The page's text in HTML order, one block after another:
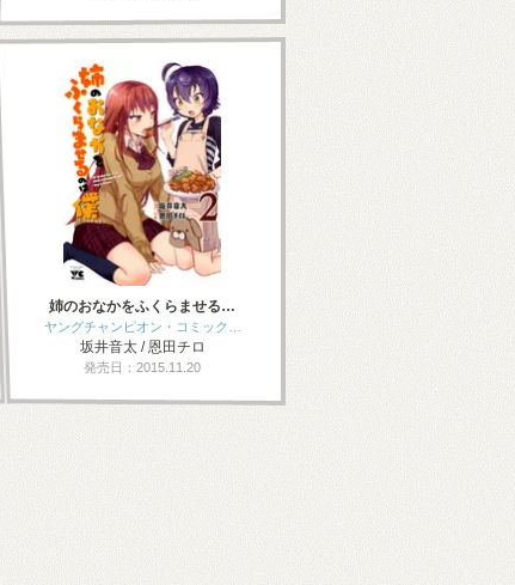
姉のおなかをふくらませる…
ヤングチャンピオン・コミック…
坂井音太 / 恩田チロ
発売日：2015.11.20